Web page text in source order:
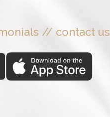
// contact us